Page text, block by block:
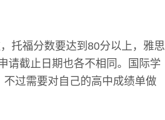
托福分数要达到80分以上，雅思
请截止日期也各不相同。国际学
过需要对自己的高中成绩单做